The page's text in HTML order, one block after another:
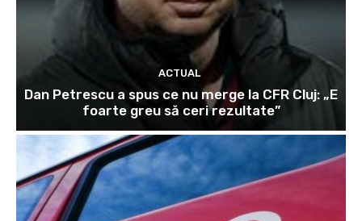
ACTUAL
Dan Petrescu a spus ce nu merge la CFR Cluj: „E
foarte greu să ceri rezultate”